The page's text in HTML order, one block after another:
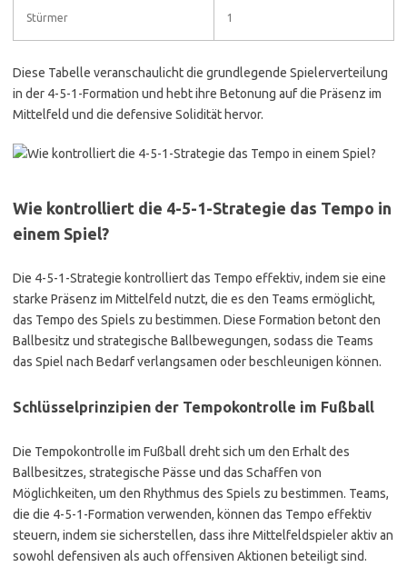
Stürmer 1
Diese Tabelle veranschaulicht die grundlegende Spielerverteilung
in der 4-5-1-Formation und hebt ihre Betonung auf die Präsenz im
Mittelfeld und die defensive Solidität hervor.
Wie kontrolliert die 4-5-1-Strategie das Tempo in
einem Spiel?
Die 4-5-1-Strategie kontrolliert das Tempo effektiv, indem sie eine
starke Präsenz im Mittelfeld nutzt, die es den Teams ermöglicht,
das Tempo des Spiels zu bestimmen. Diese Formation betont den
Ballbesitz und strategische Ballbewegungen, sodass die Teams
das Spiel nach Bedarf verlangsamen oder beschleunigen können.
Schlüsselprinzipien der Tempokontrolle im Fußball
Die Tempokontrolle im Fußball dreht sich um den Erhalt des
Ballbesitzes, strategische Pässe und das Schaffen von
Möglichkeiten, um den Rhythmus des Spiels zu bestimmen. Teams,
die die 4-5-1-Formation verwenden, können das Tempo effektiv
steuern, indem sie sicherstellen, dass ihre Mittelfeldspieler aktiv an
sowohl defensiven als auch offensiven Aktionen beteiligt sind.